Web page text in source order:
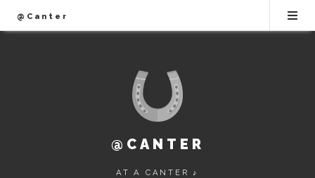
@Canter
@CANTER
AT A CANTER ♪